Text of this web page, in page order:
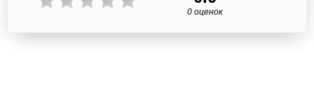
0 оценок